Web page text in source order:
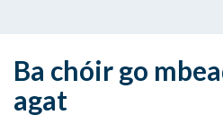
Ba chóir go
agat